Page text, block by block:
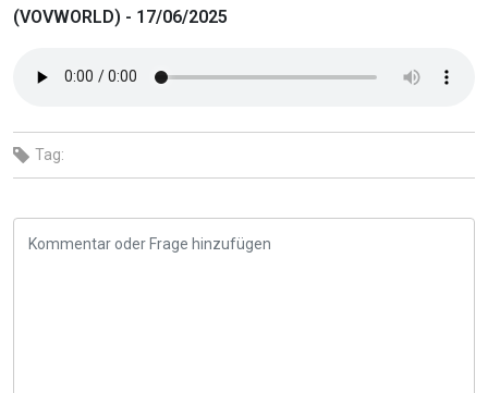
(VOVWORLD) - 17/06/2025
Tag: